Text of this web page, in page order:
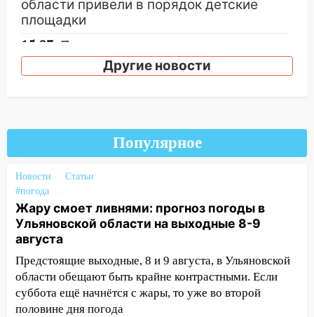
области привели в порядок детские
площадки
15:27 Прокуратура проверяет
капремонт школы в селе Кивать
На проспекте Гая в Ульяновске
запретили остановку автомобилей на
50-метровом участке
14:22
большой фестиваль «Наше время» с
мотофристайлом и концертом
«Мураками»
14:04 Жару смоет ливнями: прогноз
погоды в Ульяновской области на
выходные 8-9 августа
Другие новости
Популярное
Новости
Статьи
#погода
Жару смоет ливнями: прогноз погоды в
Ульяновской области на выходные 8-9
августа
Предстоящие выходные, 8 и 9 августа, в Ульяновской
области обещают быть крайне контрастными. Если
суббота ещё начнётся с жары, то уже во второй
половине дня погода